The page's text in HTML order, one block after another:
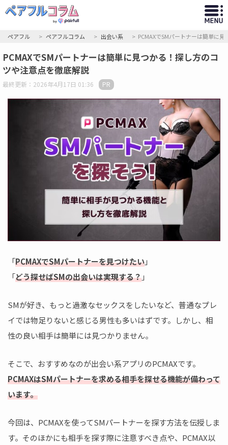
ペアフル ペアフルコラム 出会い系 PCMAXでSMパートナーは簡単に
PCMAXでSMパートナーは簡単に見つかる！探し方のコ
ツや注意点を徹底解説
最終更新：2026年4月17日 01:36
「PCMAXでSMパートナーを見つけたい」
「どう探せばSMの出会いは実現する？」
SMが好き、もっと過激なセックスをしたいなど、普通なプレ
イでは物足りないと感じる男性も多いはずです。しかし、相
性の良い相手は簡単には見つかりません。
そこで、おすすめなのが出会い系アプリのPCMAXです。
PCMAXはSMパートナーを求める相手を探せる機能が備わって
います。
今回は、PCMAXを使ってSMパートナーを探す方法を伝授しま
す。そのほかにも相手を探す際に注意すべき点や、PCMAX以